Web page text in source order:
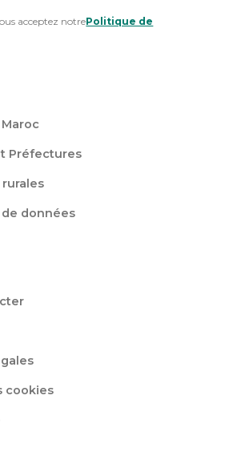
acceptez notrePolitique de
Préfectures
données
cookies